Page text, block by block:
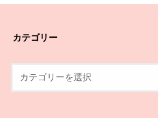
カテゴリー